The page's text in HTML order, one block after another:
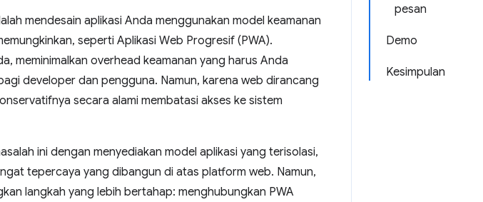
pesan
Demo
Kesimpulan
mendesain aplikasi Anda menggunakan model keamanan
seperti Aplikasi Web Progresif (PWA).
meminimalkan overhead keamanan yang harus Anda
developer dan pengguna. Namun, karena web dirancang
secara alami membatasi akses ke sistem
ini dengan menyediakan model aplikasi yang terisolasi,
tepercaya yang dibangun di atas platform web. Namun,
langkah yang lebih bertahap: menghubungkan PWA